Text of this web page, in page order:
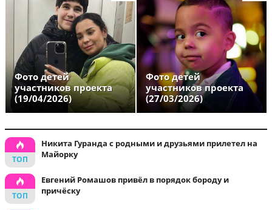
Фото детей
участников проекта
(19/04/2026)
Фото детей
участников проекта
(27/03/2026)
Никита Гуранда с родными и друзьями прилетел на
Майорку
Евгений Ромашов привёл в порядок бороду и
причёску